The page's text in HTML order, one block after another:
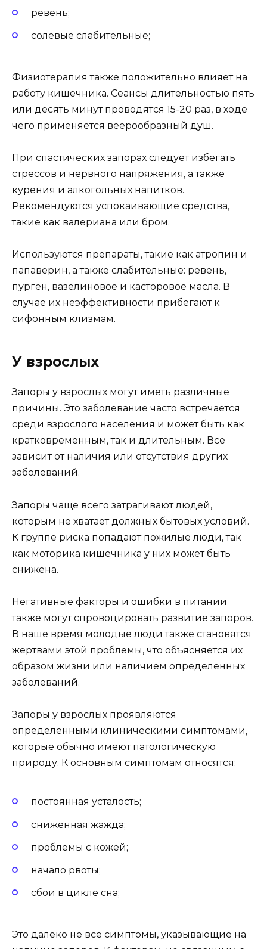
ревень;
солевые слабительные;
Физиотерапия также положительно влияет на
работу кишечника. Сеансы длительностью пять
или десять минут проводятся 15-20 раз, в ходе
чего применяется веерообразный душ.
При спастических запорах следует избегать
стрессов и нервного напряжения, а также
курения и алкогольных напитков.
Рекомендуются успокаивающие средства,
такие как валериана или бром.
Используются препараты, такие как атропин и
папаверин, а также слабительные: ревень,
пурген, вазелиновое и касторовое масла. В
случае их неэффективности прибегают к
сифонным клизмам.
У взрослых
Запоры у взрослых могут иметь различные
причины. Это заболевание часто встречается
среди взрослого населения и может быть как
кратковременным, так и длительным. Все
зависит от наличия или отсутствия других
заболеваний.
Запоры чаще всего затрагивают людей,
которым не хватает должных бытовых условий.
К группе риска попадают пожилые люди, так
как моторика кишечника у них может быть
снижена.
Негативные факторы и ошибки в питании
также могут спровоцировать развитие запоров.
В наше время молодые люди также становятся
жертвами этой проблемы, что объясняется их
образом жизни или наличием определенных
заболеваний.
Запоры у взрослых проявляются
определёнными клиническими симптомами,
которые обычно имеют патологическую
природу. К основным симптомам относятся:
постоянная усталость;
сниженная жажда;
проблемы с кожей;
начало рвоты;
сбои в цикле сна;
Это далеко не все симптомы, указывающие на